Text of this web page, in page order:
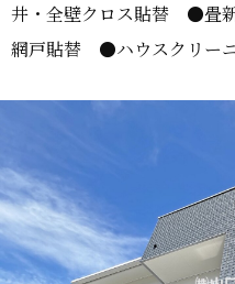
井・全壁クロス貼替 ●
網戸貼替 ●ハウスクリー